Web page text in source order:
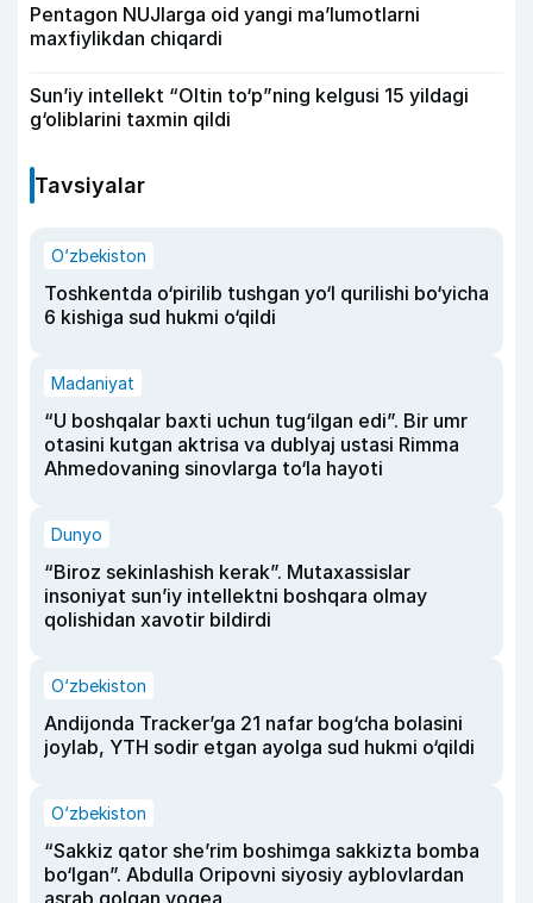
Pentagon NUJlarga oid yangi maʼlumotlarni
maxfiylikdan chiqardi
Sun’iy intellekt “Oltin to‘p”ning kelgusi 15 yildagi
g‘oliblarini taxmin qildi
Tavsiyalar
O‘zbekiston
Toshkentda o‘pirilib tushgan yo‘l qurilishi bo‘yicha
6 kishiga sud hukmi o‘qildi
Madaniyat
“U boshqalar baxti uchun tug‘ilgan edi”. Bir umr
otasini kutgan aktrisa va dublyaj ustasi Rimma
Ahmedovaning sinovlarga to‘la hayoti
Dunyo
“Biroz sekinlashish kerak”. Mutaxassislar
insoniyat sun’iy intellektni boshqara olmay
qolishidan xavotir bildirdi
O‘zbekiston
Andijonda Tracker’ga 21 nafar bog‘cha bolasini
joylab, YTH sodir etgan ayolga sud hukmi o‘qildi
O‘zbekiston
“Sakkiz qator she’rim boshimga sakkizta bomba
bo‘lgan”. Abdulla Oripovni siyosiy ayblovlardan
asrab qolgan voqea